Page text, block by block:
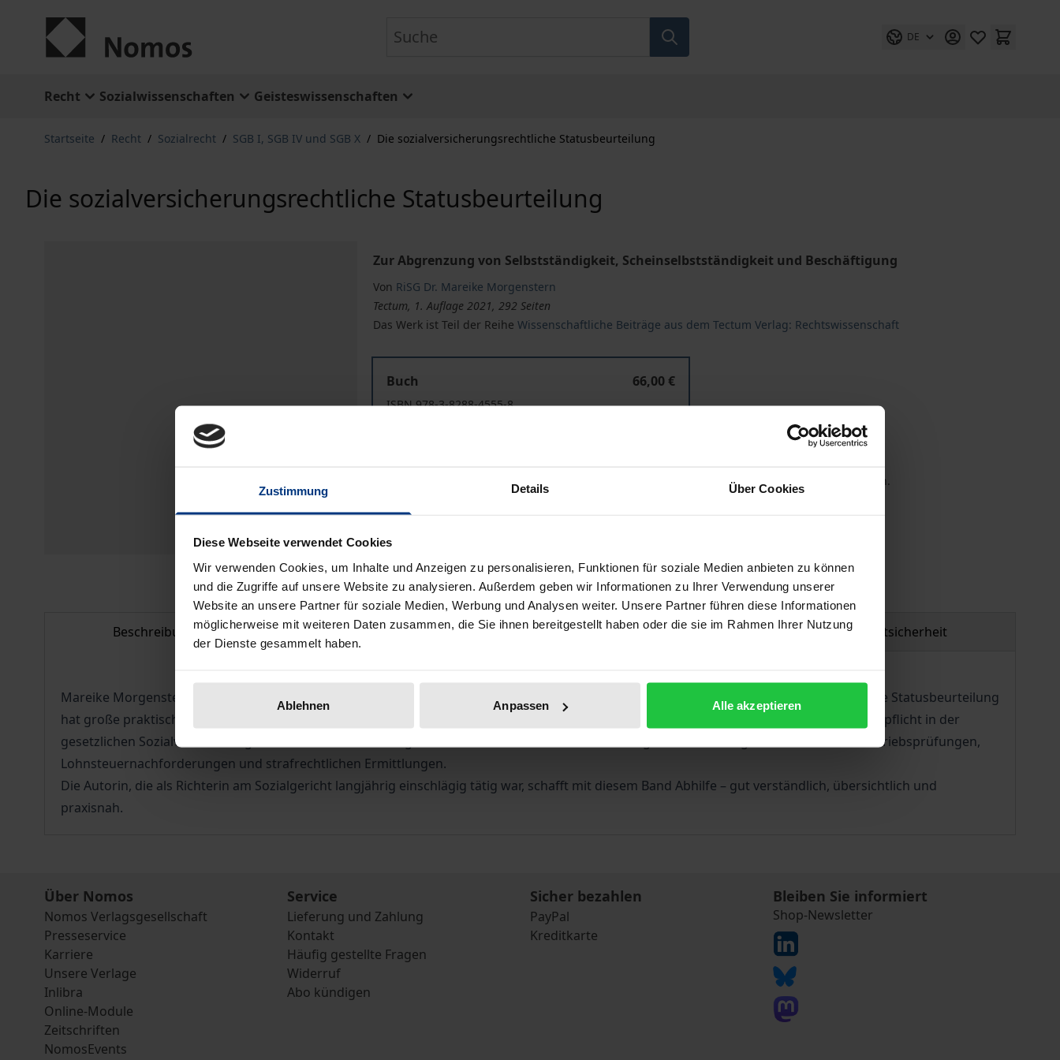
Zustimmung Details Über Cookies
Diese Webseite verwendet Cookies
Wir verwenden Cookies, um Inhalte und Anzeigen zu personalisieren, Funktionen für soziale Medien anbieten zu können
und die Zugriffe auf unsere Website zu analysieren. Außerdem geben wir Informationen zu Ihrer Verwendung unserer
Website an unsere Partner für soziale Medien, Werbung und Analysen weiter. Unsere Partner führen diese Informationen
möglicherweise mit weiteren Daten zusammen, die Sie ihnen bereitgestellt haben oder die sie im Rahmen Ihrer Nutzung
der Dienste gesammelt haben.
Ablehnen Anpassen Alle akzeptieren
DE
Recht Sozialwissenschaften Geisteswissenschaften
Startseite / Recht / Sozialrecht / SGB I, SGB IV und SGB X / Die sozialversicherungsrechtliche Statusbeurteilung
Die sozialversicherungsrechtliche Statusbeurteilung
Zur Abgrenzung von Selbstständigkeit, Scheinselbstständigkeit und Beschäftigung
Von RiSG Dr. Mareike Morgenstern
Tectum, 1. Auflage 2021, 292 Seiten
Das Werk ist Teil der ReiheWissenschaftliche Beiträge aus dem Tectum Verlag: Rechtswissenschaft
Buch
66,00 €
ISBN 978-3-8288-4555-8
Preisangaben inkl. MwSt. Abhängig von der Lieferadresse kann die MwSt. an der Kasse variieren.
Beschreibung Bibliografische Angaben Zusatzmaterial Produktsicherheit
Mareike Morgenstern bietet in diesem Band einen aktuellen Überblick zur Abgrenzung zwischen Beschäftigung und Selbstständigkeit. Die Statusbeurteilung
hat große praktische Relevanz für Wirtschaft, Rechtsanwaltschaft und Steuerberatung. Von ihr hängen Versicherungspflicht und Beitragspflicht in der
gesetzlichen Sozialversicherung ab. Eine Falschbeurteilung führt nicht selten zu horrenden Beitragsnachforderungen im Rahmen von Betriebsprüfungen,
Lohnsteuernachforderungen und strafrechtlichen Ermittlungen.
Die Autorin, die als Richterin am Sozialgericht langjährig einschlägig tätig war, schafft mit diesem Band Abhilfe – gut verständlich, übersichtlich und
praxisnah.
Über Nomos
Nomos Verlagsgesellschaft
Presseservice
Karriere
Unsere Verlage
Inlibra
Online-Module
Zeitschriften
NomosEvents
Service
Lieferung und Zahlung
Kontakt
Häufig gestellte Fragen
Widerruf
Abo kündigen
Sicher bezahlen
PayPal
Kreditkarte
Bleiben Sie informiert
Shop-Newsletter